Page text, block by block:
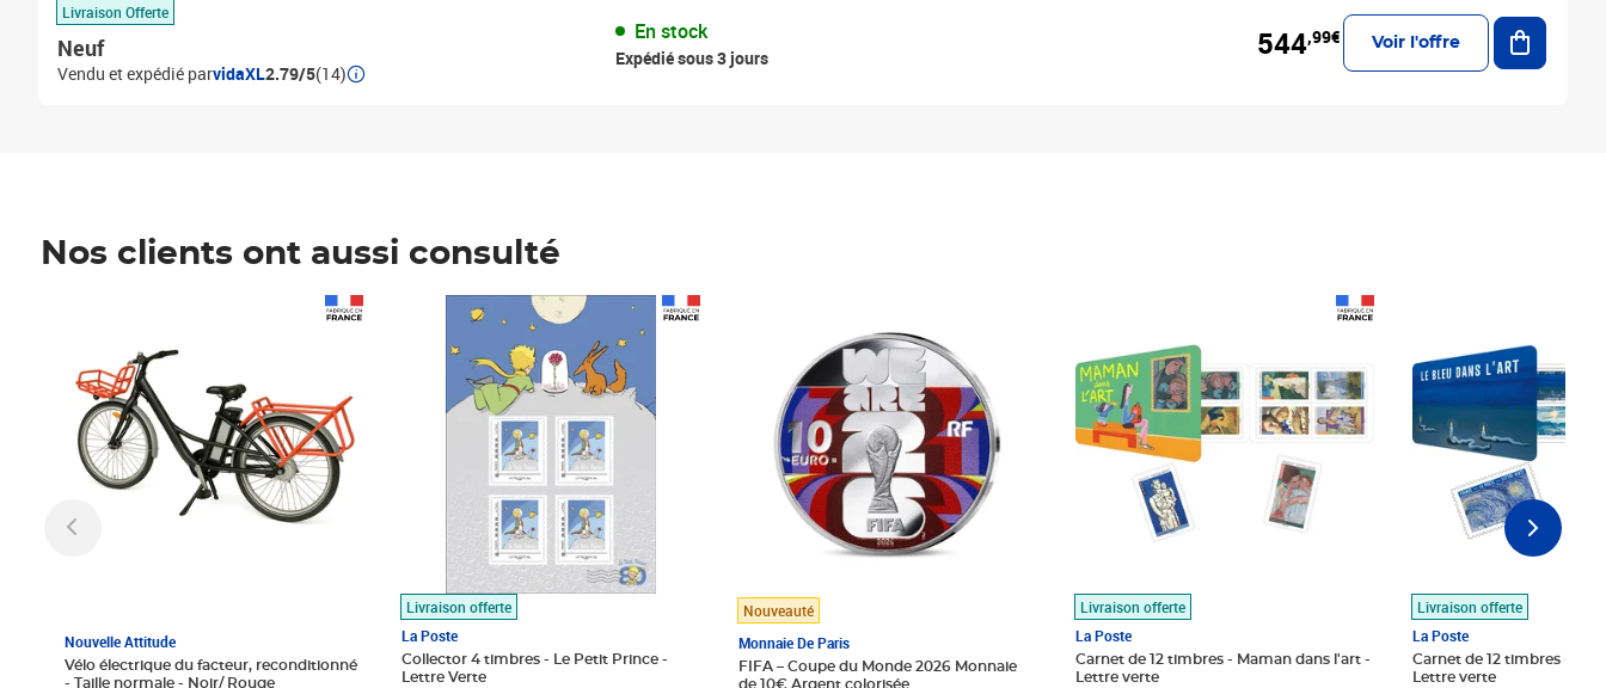
Livraison Offerte
Neuf
Vendu et expédié parvidaXL2.79/5(14)
En stock
Expédié sous 3 jours 544,99€ Voir l'offre
Ajouter
Nos clients ont aussi consulté
Nouvelle Attitude
Vélo électrique du facteur, reconditionné
- Taille normale - Noir/ Rouge
Livraison offerte
La Poste
Collector 4 timbres - Le Petit Prince -
Lettre Verte
Prix 7,50€
Nouveauté
Monnaie De Paris
FIFA – Coupe du Monde 2026 Monnaie
de 10€ Argent colorisée
Livraison offerte
La Poste
Carnet de 12 timbres - Maman dans l'art -
Lettre verte
Livraison offerte
La Poste
Carnet de 12 timbres - Le
Lettre verte